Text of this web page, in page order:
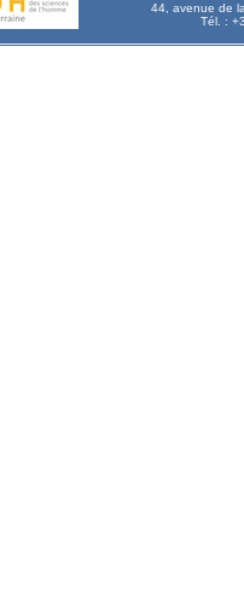
44, avenue de
Tél. :